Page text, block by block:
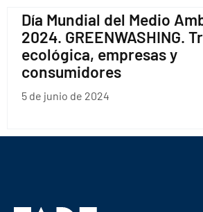
Día Mundial del Medio
2024. GREENWASHING.
ecológica, empresas y
consumidores
5 de junio de 2024